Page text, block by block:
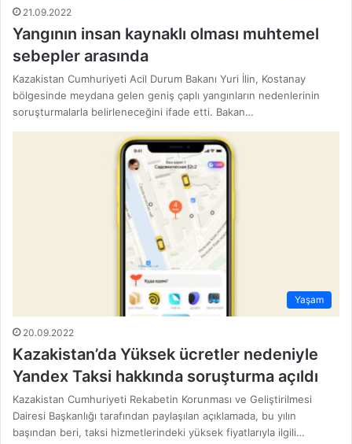
21.09.2022
Yangının insan kaynaklı olması muhtemel
sebepler arasında
Kazakistan Cumhuriyeti Acil Durum Bakanı Yuri İlin, Kostanay
bölgesinde meydana gelen geniş çaplı yangınların nedenlerinin
soruşturmalarla belirleneceğini ifade etti. Bakan…
Yaşam
20.09.2022
Kazakistan’da Yüksek ücretler nedeniyle
Yandex Taksi hakkında soruşturma açıldı
Kazakistan Cumhuriyeti Rekabetin Korunması ve Geliştirilmesi
Dairesi Başkanlığı tarafından paylaşılan açıklamada, bu yılın
başından beri, taksi hizmetlerindeki yüksek fiyatlarıyla ilgili…